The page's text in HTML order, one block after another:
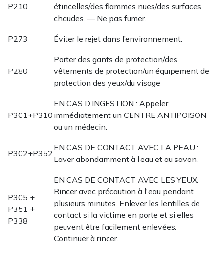
P210
étincelles/des flammes nues/des surfaces
chaudes. — Ne pas fumer.
P273 Éviter le rejet dans l’environnement.
P280
Porter des gants de protection/des
vêtements de protection/un équipement de
protection des yeux/du visage
P301+P310
EN CAS D’INGESTION : Appeler
immédiatement un CENTRE ANTIPOISON
ou un médecin.
P302+P352
EN CAS DE CONTACT AVEC LA PEAU :
Laver abondamment à l’eau et au savon.
P305 +
P351 +
P338
EN CAS DE CONTACT AVEC LES YEUX:
Rincer avec précaution à l'eau pendant
plusieurs minutes. Enlever les lentilles de
contact si la victime en porte et si elles
peuvent être facilement enlevées.
Continuer à rincer.